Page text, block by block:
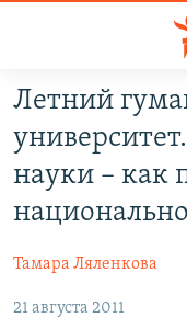
упрощенного
доступа
основному
Вернутся
ПОДКАСТЫ
АВТОРСКИЕ
МНЕНИЯ
Летний
науки – как
Тамара Ляленкова
21 августа 2011